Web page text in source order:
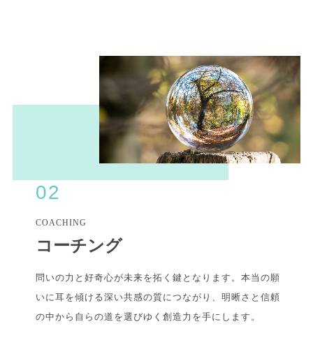
02
COACHING
コーチング
問いの力と好奇心が未来を拓く鍵となります。本当の願
いに耳を傾ける深い共感の質につながり、明晰さと信頼
の中から自らの道を選びゆく創造力を手にします。